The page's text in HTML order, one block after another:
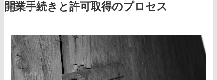
開業手続きと許可取得のプロセス